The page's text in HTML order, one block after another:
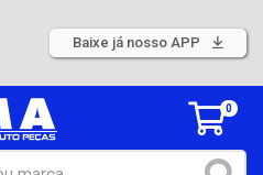
Baixe já nosso APP
0